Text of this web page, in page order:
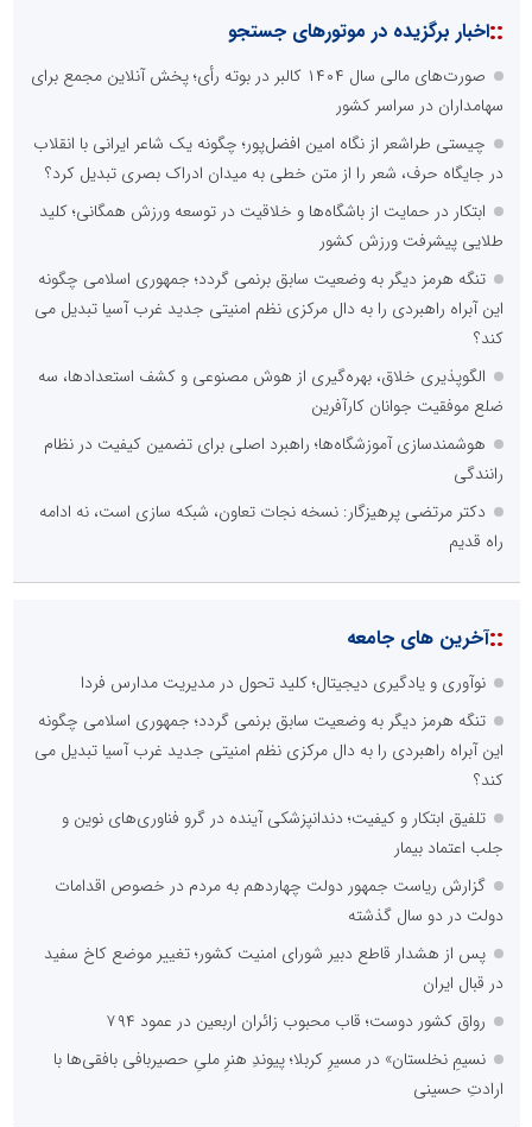
::اخبار برگزیده در موتورهای جستجو
صورت‌های مالی سال ۱۴۰۴ کالبر در بوته رأی؛ پخش آنلاین مجمع برای
سهامداران در سراسر کشور
چیستی طراشعر از نگاه امین افضل‌پور؛ چگونه یک شاعر ایرانی با انقلاب
در جایگاه حرف، شعر را از متن خطی به میدان ادراک بصری تبدیل کرد؟
ابتکار در حمایت از باشگاه‌ها و خلاقیت در توسعه ورزش همگانی؛ کلید
طلایی پیشرفت ورزش کشور
تنگه هرمز دیگر به وضعیت سابق برنمی گردد؛ جمهوری اسلامی چگونه
این آبراه راهبردی را به دال مرکزی نظم امنیتی جدید غرب آسیا تبدیل می
کند؟
الگوپذیری خلاق، بهره‌گیری از هوش مصنوعی و کشف استعدادها، سه
ضلع موفقیت جوانان کارآفرین
هوشمندسازی آموزشگاه‌ها؛ راهبرد اصلی برای تضمین کیفیت در نظام
رانندگی
دکتر مرتضی پرهیزگار: نسخه نجات تعاون، شبکه سازی است، نه ادامه
راه قدیم
::آخرین های جامعه
نوآوری و یادگیری دیجیتال؛ کلید تحول در مدیریت مدارس فردا
تنگه هرمز دیگر به وضعیت سابق برنمی گردد؛ جمهوری اسلامی چگونه
این آبراه راهبردی را به دال مرکزی نظم امنیتی جدید غرب آسیا تبدیل می
کند؟
تلفیق ابتکار و کیفیت؛ دندانپزشکی آینده در گرو فناوری‌های نوین و
جلب اعتماد بیمار
گزارش ریاست جمهور دولت چهاردهم به مردم در خصوص اقدامات
دولت در دو سال گذشته
پس از هشدار قاطع دبیر شورای امنیت کشور؛ تغییر موضع کاخ سفید
در قبال ایران
رواق کشور دوست؛ قاب محبوب زائران اربعین در عمود ۷۹۴
نسیمِ نخلستان» در مسیرِ کربلا؛ پیوندِ هنرِ ملیِ حصیربافی بافقی‌ها با
ارادتِ حسینی